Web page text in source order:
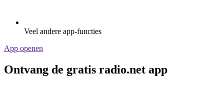
Veel andere app-functies
App openen
Ontvang de gratis radio.net app